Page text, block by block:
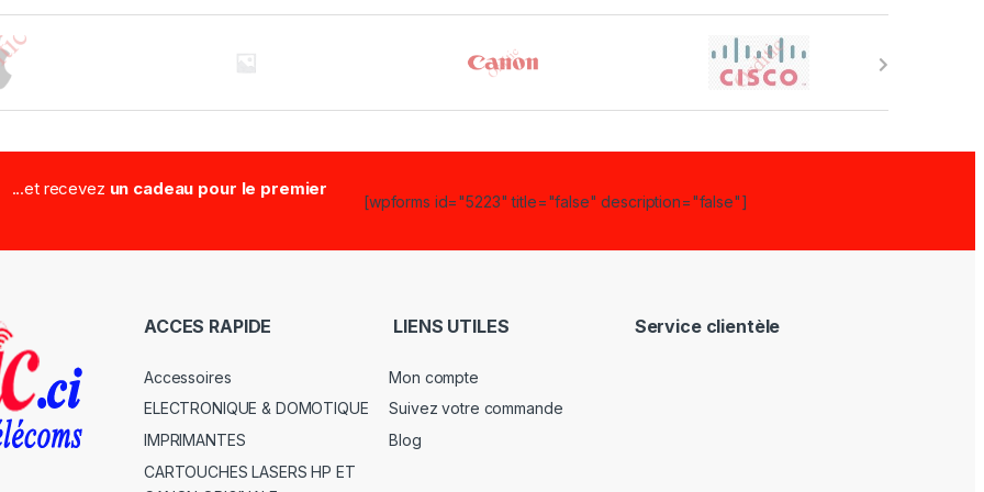
...et recevez un cadeau pour le premier
[wpforms id="5223" title="false" description="false"]
ACCES RAPIDE
Accessoires
ELECTRONIQUE & DOMOTIQUE
IMPRIMANTES
CARTOUCHES LASERS HP ET
LIENS UTILES
Mon compte
Suivez votre commande
Blog
Service clientèle